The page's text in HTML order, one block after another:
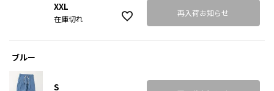
XXL
在庫切れ
再入荷お知らせ
ブルー
S